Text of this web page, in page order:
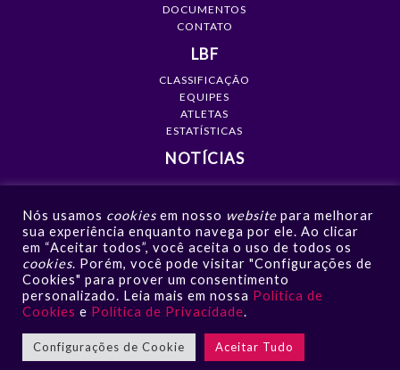
DOCUMENTOS
CONTATO
LBF
CLASSIFICAÇÃO
EQUIPES
ATLETAS
ESTATÍSTICAS
NOTÍCIAS
GALERIAS
VÍDEOS
NOTÍCIAS
CONTATO
LBF - Liga de Basquete Feminino © 2026 | Todos os direitos
Nós usamos cookies em nosso website para melhorar
sua experiência enquanto navega por ele. Ao clicar
em “Aceitar todos”, você aceita o uso de todos os
cookies. Porém, você pode visitar "Configurações de
Cookies" para prover um consentimento
personalizado. Leia mais em nossa Política de
Cookies e Política de Privacidade.
Configurações de Cookie Aceitar Tudo